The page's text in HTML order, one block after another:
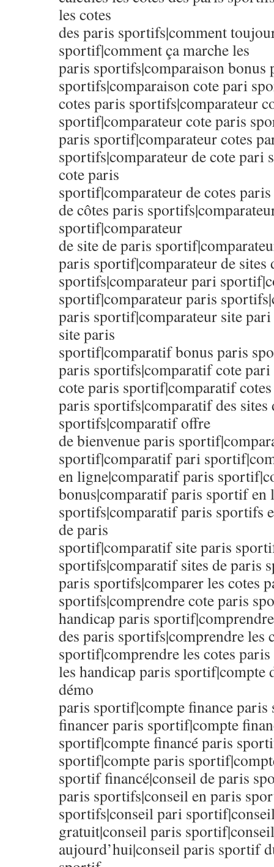
les cotes
des paris sportifs|comment
sportif|comment ça marche les
paris sportifs|comparaison bonus
sportifs|comparaison cote pari
cotes paris sportifs|comparateur
sportif|comparateur cote paris
paris sportif|comparateur cotes
sportifs|comparateur de cote pari
cote paris
sportif|comparateur de cotes
de côtes paris
sportif|comparateur
de site de paris
paris sportif|comparateur de sites
sportifs|comparateur pari
sportif|comparateur paris
paris sportif|comparateur site
site paris
sportif|comparatif bonus paris
paris sportifs|comparatif cote
cote paris sportif|comparatif cotes
paris sportifs|comparatif des sites
sportifs|comparatif offre
de bienvenue paris
sportif|comparatif pari
en ligne|comparatif paris
bonus|comparatif paris sportif
sportifs|comparatif paris sportifs
de paris
sportif|comparatif site paris
sportifs|comparatif sites de paris
paris sportifs|comparer les cotes
sportifs|comprendre cote paris
handicap paris
des paris sportifs|comprendre les
sportif|comprendre les cotes
les handicap paris sportif|compte
démo
paris sportif|compte finance
financer paris sportif|compte
sportif|compte financé paris
sportif|compte paris
sportif financé|conseil de paris
paris sportifs|conseil en paris
sportifs|conseil pari
gratuit|conseil paris
aujourd’hui|conseil paris sportif